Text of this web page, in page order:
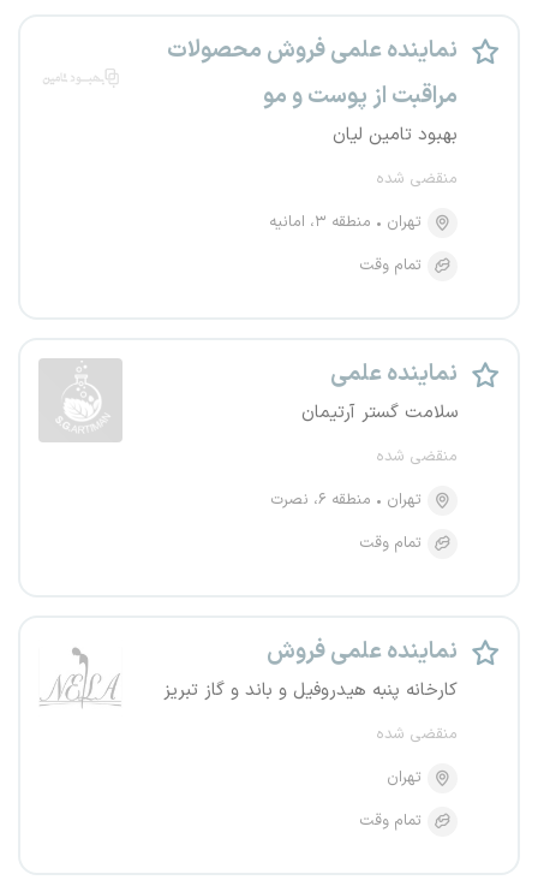
نماینده علمی فروش محصولات
مراقبت از پوست و مو
بهبود تامین لیان
منقضی شده
تهران
منطقه ۳، امانیه
تمام وقت
نماینده علمی
سلامت گستر آرتیمان
منقضی شده
تهران
منطقه ۶، نصرت
تمام وقت
نماینده علمی فروش
کارخانه پنبه هیدروفیل و باند و گاز تبریز
منقضی شده
تهران
تمام وقت